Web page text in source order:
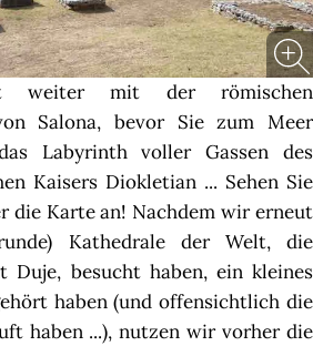
weiter mit der römischen
Salona, ​​bevor Sie zum Meer
Labyrinth voller Gassen des
Kaisers Diokletian ... Sehen Sie
die Karte an! Nachdem wir erneut
Kathedrale der Welt, die
Duje, besucht haben, ein kleines
haben (und offensichtlich die
haben ...), nutzen wir vorher die